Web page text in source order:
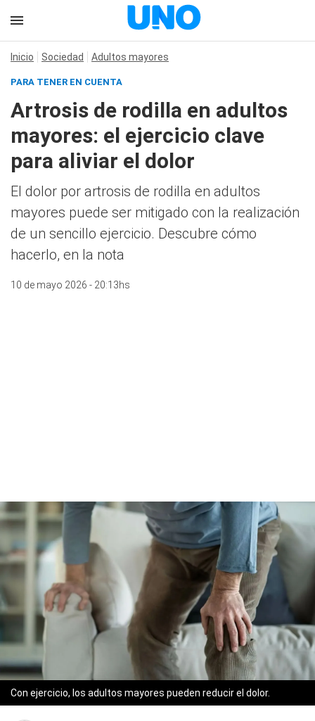
Inicio Sociedad Adultos mayores
PARA TENER EN CUENTA
Artrosis de rodilla en adultos
mayores: el ejercicio clave
para aliviar el dolor
El dolor por artrosis de rodilla en adultos
mayores puede ser mitigado con la realización
de un sencillo ejercicio. Descubre cómo
hacerlo, en la nota
10 de mayo 2026 - 20:13hs
Con ejercicio, los adultos mayores pueden reducir el dolor.